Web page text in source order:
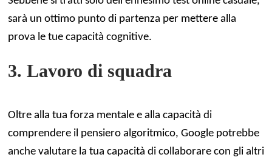
sarà un ottimo punto di partenza per mettere alla
prova le tue capacità cognitive.
3. Lavoro di squadra
Oltre alla tua forza mentale e alla capacità di
comprendere il pensiero algoritmico, Google potrebbe
anche valutare la tua capacità di collaborare con gli altri